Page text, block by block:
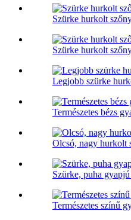
Szürke hurkolt
Szürke hurkolt
Legjobb szürke
Természetes bézs
Olcsó, nagy hurkolt
Szürke, puha
Természetes színű